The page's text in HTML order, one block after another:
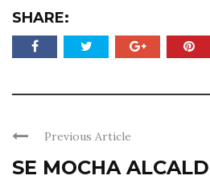
SHARE:
Previous Article
SE MOCHA